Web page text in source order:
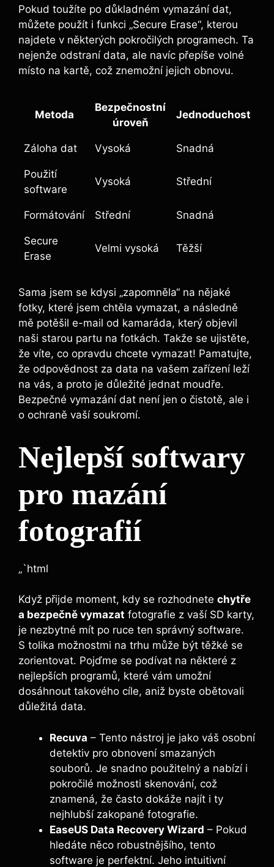
Pokud toužíte po důkladném vymazání dat,
můžete použít ⁢i‌ funkci ⁢„Secure Erase“, kterou
najdete v některých pokročilých ‍programech. Ta
nejenže odstraní data, ⁤ale navíc přepíše volné
místo na kartě, což znemožní jejich obnovu.
Metoda
Bezpečnostní
úroveň
Jednoduchost
Záloha dat Vysoká Snadná
Použití
software
Vysoká Střední
Formátování Střední Snadná
Secure
Erase
Velmi vysoká Těžší
Sama jsem se kdysi „zapomněla“ na ⁣nějaké
fotky, ​které⁤ jsem ⁤chtěla vymazat, ⁣a následně
mě potěšil e-mail od kamaráda, který objevil
naši starou⁤ partu na ⁣fotkách. Takže ⁤se ‌ujistěte,
že víte, ​co opravdu chcete vymazat! Pamatujte,
že​ odpovědnost za data na‍ vašem zařízení leží
na vás,⁤ a proto je důležité jednat ‌moudře.‍
Bezpečné ⁣vymazání dat není jen o čistotě, ale i
o ochraně vaší soukromí.
Nejlepší⁢ softwary
pro mazání
fotografií
„`html
Když přijde moment,‍ kdy se rozhodnete chytře
a bezpečně vymazat fotografie z vaší SD ​karty,
‍je nezbytné mít po ruce ten správný ⁢software.
S ​tolika⁣ možnostmi ⁢na trhu může být těžké se
zorientovat. Pojďme se podívat na některé z⁣
nejlepších programů, ​které vám⁣ umožní
dosáhnout takového cíle, aniž byste obětovali
důležitá data.
Recuva – Tento ​nástroj je jako váš osobní
detektiv pro obnovení⁢ smazaných
souborů. Je ‌snadno použitelný a ‌nabízí i
pokročilé možnosti‌ skenování, což
⁤znamená, že často dokáže⁣ najít i ty
nejhlubší ‌zakopané fotografie.
EaseUS Data Recovery Wizard – Pokud
hledáte něco robustnějšího, tento
software je⁤ perfektní.‍ Jeho‍ intuitivní